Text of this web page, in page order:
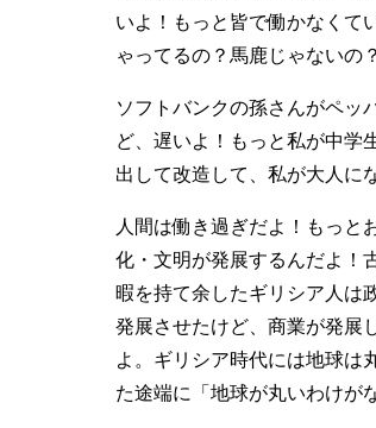
いよ！もっと皆で働かなくて
ゃってるの？馬鹿じゃないの？
ソフトバンクの孫さんがペッ
ど、遅いよ！もっと私が中学
出して改造して、私が大人に
人間は働き過ぎだよ！もっと
化・文明が発展するんだよ！
暇を持て余したギリシア人は
発展させたけど、商業が発展
よ。ギリシア時代には地球は
た途端に「地球が丸いわけが